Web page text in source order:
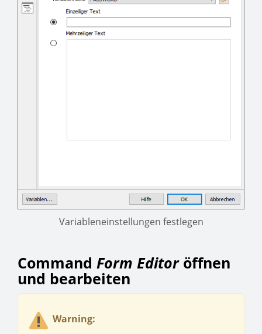
Variableneinstellungen festlegen
Command Form Editor öffnen
und bearbeiten
Warning: